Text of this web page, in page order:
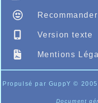
Recommander
Version texte
Mentions
Propulsé par GuppY©
Document